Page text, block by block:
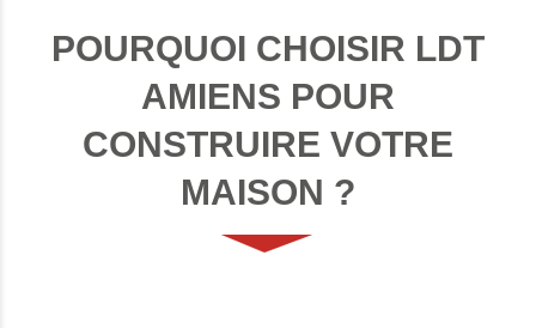
POURQUOI CHOISIR LDT
AMIENS POUR
CONSTRUIRE VOTRE
MAISON ?